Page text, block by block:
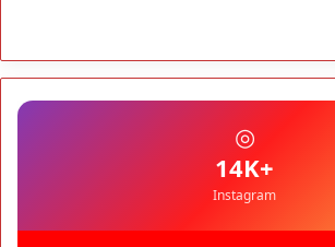
في شتنبر
تتفاقم.. انتشال جثث جديدة واستمرار البحث عن
◎
+14K
Instagram